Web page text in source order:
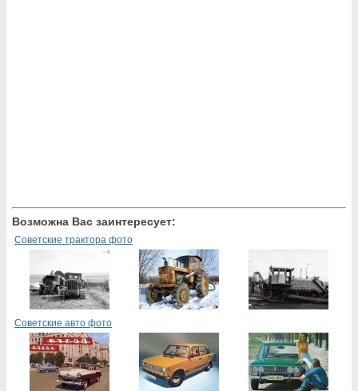
Возможна Вас заинтересует:
Советские трактора фото
Советские авто фото